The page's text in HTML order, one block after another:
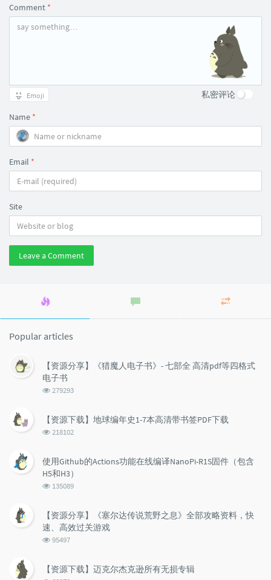
Comment *
Emoji 私密评论
Name *
Email *
Site
Leave a Comment
Popular articles
【资源分享】《猎魔人电子书》- 七部全 高清pdf等四格式
电子书
浏
数:
279293
【资源下载】地球编年史1-7本高清带书签PDF下载
浏
数:
218102
使用Github的Actions功能在线编译NanoPi-R1S固件（包含
H5和H3）
浏
数:
135089
【资源分享】《塞尔达传说荒野之息》全部攻略资料，快
速、高效过关游戏
浏
数:
95497
【资源下载】迈克尔杰克逊所有无损专辑